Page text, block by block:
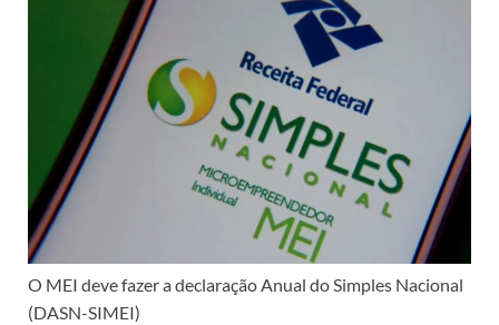
O MEI deve fazer a declaração Anual do Simples Nacional
(DASN-SIMEI)